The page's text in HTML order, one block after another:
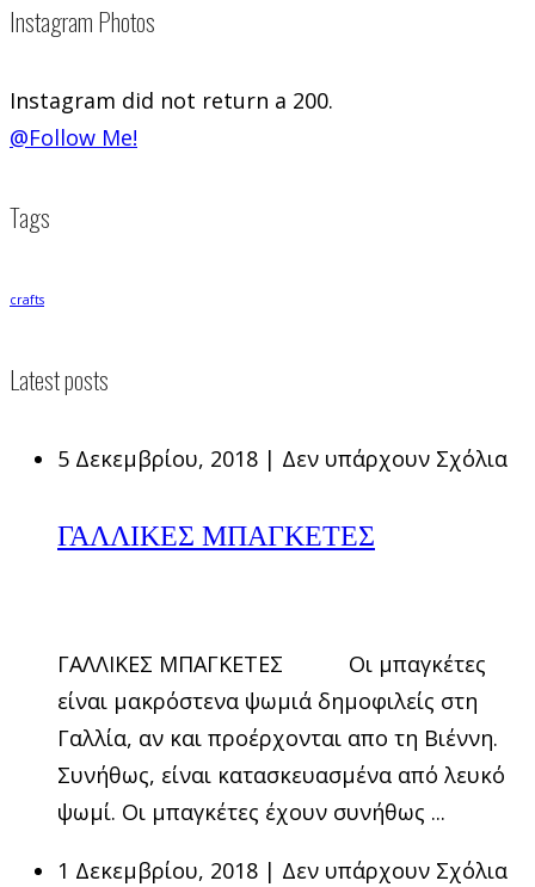
Instagram Photos
Instagram did not return a 200.
@Follow Me!
Tags
crafts
Latest posts
5 Δεκεμβρίου, 2018 | Δεν υπάρχουν Σχόλια
ΓΑΛΛΙΚΕΣ ΜΠΑΓΚΕΤΕΣ
ΓΑΛΛΙΚΕΣ ΜΠΑΓΚΕΤΕΣ Οι μπαγκέτες
είναι μακρόστενα ψωμιά δημοφιλείς στη
Γαλλία, αν και προέρχονται απο τη Βιέννη.
Συνήθως, είναι κατασκευασμένα από λευκό
ψωμί. Οι μπαγκέτες έχουν συνήθως ...
1 Δεκεμβρίου, 2018 | Δεν υπάρχουν Σχόλια